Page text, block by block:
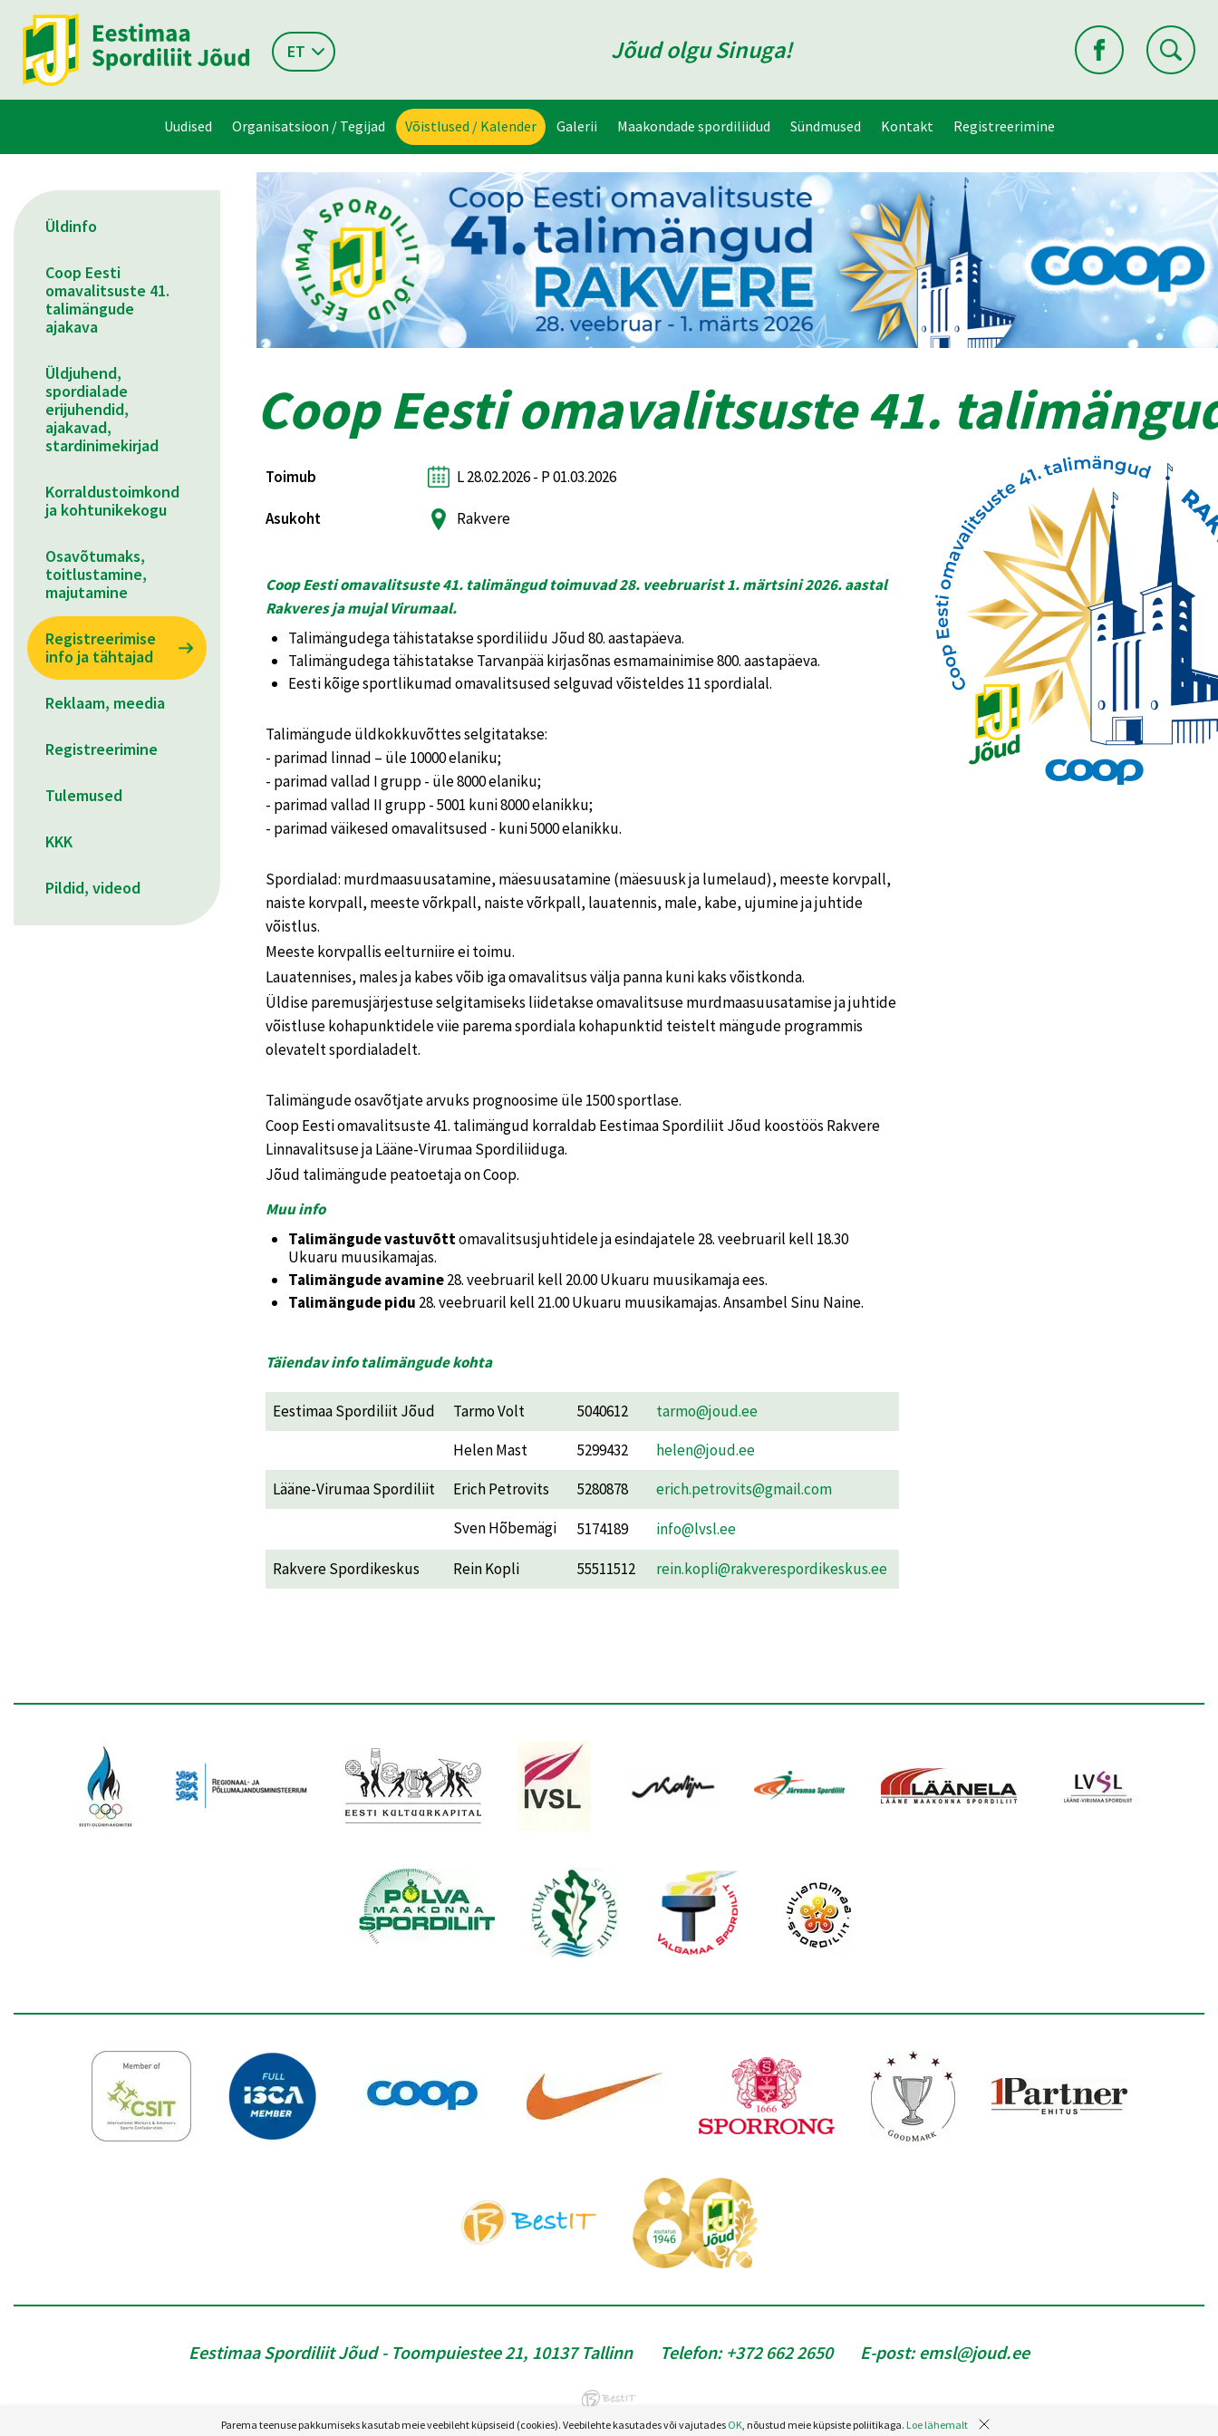
ET Jõud olgu Sinuga!
Uudised Organisatsioon / Tegijad Võistlused / Kalender Galerii Maakondade spordiliidud Sündmused Kontakt Registreerimine
Üldinfo
Coop Eesti
omavalitsuste 41.
talimängude
ajakava
Üldjuhend,
spordialade
erijuhendid,
ajakavad,
stardinimekirjad
Korraldustoimkond
ja kohtunikekogu
Osavõtumaks,
toitlustamine,
majutamine
Registreerimise
info ja tähtajad
Reklaam, meedia
Registreerimine
Tulemused
KKK
Pildid, videod
Coop Eesti omavalitsuste 41.
Toimub L 28.02.2026 - P 01.03.2026
Asukoht Rakvere
Coop Eesti omavalitsuste 41. talimängud toimuvad 28. veebruarist 1. märtsini 2026. aastal
Rakveres ja mujal Virumaal.
Talimängudega tähistatakse spordiliidu Jõud 80. aastapäeva.
Talimängudega tähistatakse Tarvanpää kirjasõnas esmamainimise 800. aastapäeva.
Eesti kõige sportlikumad omavalitsused selguvad võisteldes 11 spordialal.
Talimängude üldkokkuvõttes selgitatakse:
- parimad linnad – üle 10000 elaniku;
- parimad vallad I grupp - üle 8000 elaniku;
- parimad vallad II grupp - 5001 kuni 8000 elanikku;
- parimad väikesed omavalitsused - kuni 5000 elanikku.
Spordialad: murdmaasuusatamine, mäesuusatamine (mäesuusk ja lumelaud), meeste korvpall,
naiste korvpall, meeste võrkpall, naiste võrkpall, lauatennis, male, kabe, ujumine ja juhtide
võistlus.
Meeste korvpallis eelturniire ei toimu.
Lauatennises, males ja kabes võib iga omavalitsus välja panna kuni kaks võistkonda.
Üldise paremusjärjestuse selgitamiseks liidetakse omavalitsuse murdmaasuusatamise ja juhtide
võistluse kohapunktidele viie parema spordiala kohapunktid teistelt mängude programmis
olevatelt spordialadelt.
Talimängude osavõtjate arvuks prognoosime üle 1500 sportlase.
Coop Eesti omavalitsuste 41. talimängud korraldab Eestimaa Spordiliit Jõud koostöös Rakvere
Linnavalitsuse ja Lääne-Virumaa Spordiliiduga.
Jõud talimängude peatoetaja on Coop.
Muu info
Talimängude vastuvõttomavalitsusjuhtidele ja esindajatele 28. veebruaril kell 18.30
Ukuaru muusikamajas.
Talimängude avamine28. veebruaril kell 20.00 Ukuaru muusikamaja ees.
Talimängude pidu 28. veebruaril kell 21.00 Ukuaru muusikamajas. Ansambel Sinu Naine.
Täiendav info talimängude kohta
Eestimaa Spordiliit Jõud Tarmo Volt 5040612
tarmo@joud.ee
Helen Mast
5299432
helen@joud.ee
Lääne-Virumaa Spordiliit
Erich Petrovits 5280878
erich.petrovits@gmail.com
Sven Hõbemägi
5174189
info@lvsl.ee
Rakvere Spordikeskus
Rein Kopli 55511512 rein.kopli@rakverespordikeskus.ee
Eestimaa Spordiliit Jõud Toompuiestee 21, 10137 Tallinn Telefon: +372 662 2650 E-post:emsl@joud.ee
Parema teenuse pakkumiseks kasutab meie veebileht küpsiseid (cookies). Veebilehte kasutades või vajutades OK, nõustud meie küpsiste poliitikaga. Loe lähemalt